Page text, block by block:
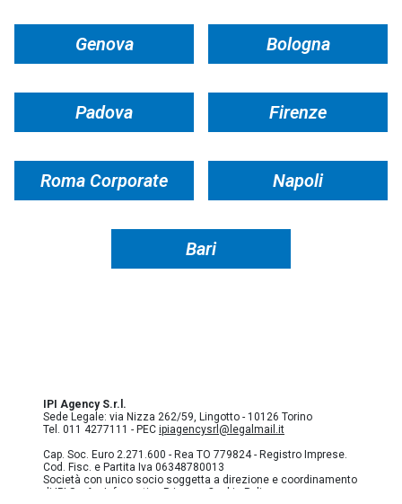
Genova Bologna
Padova Firenze
Roma Corporate Napoli
Bari
IPI Agency S.r.l.
Sede Legale: via Nizza 262/59, Lingotto - 10126 Torino
Tel. 011 4277111 - PEC ipiagencysrl@legalmail.it
Cap. Soc. Euro 2.271.600 - Rea TO 779824 - Registro Imprese.
Cod. Fisc. e Partita Iva 06348780013
Società con unico socio soggetta a direzione e coordinamento
di IPI S.p.A. - Informativa Privacy Cookie Policy